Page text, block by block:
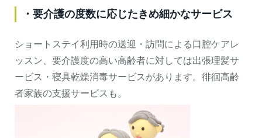
・要介護の度数に応じたきめ細かなサービス
ショートステイ利用時の送迎・訪問による口腔ケアレ
ッスン、要介護度の高い高齢者に対しては出張理髪サ
ービス・寝具乾燥消毒サービスがあります。徘徊高齢
者家族の支援サービスも。